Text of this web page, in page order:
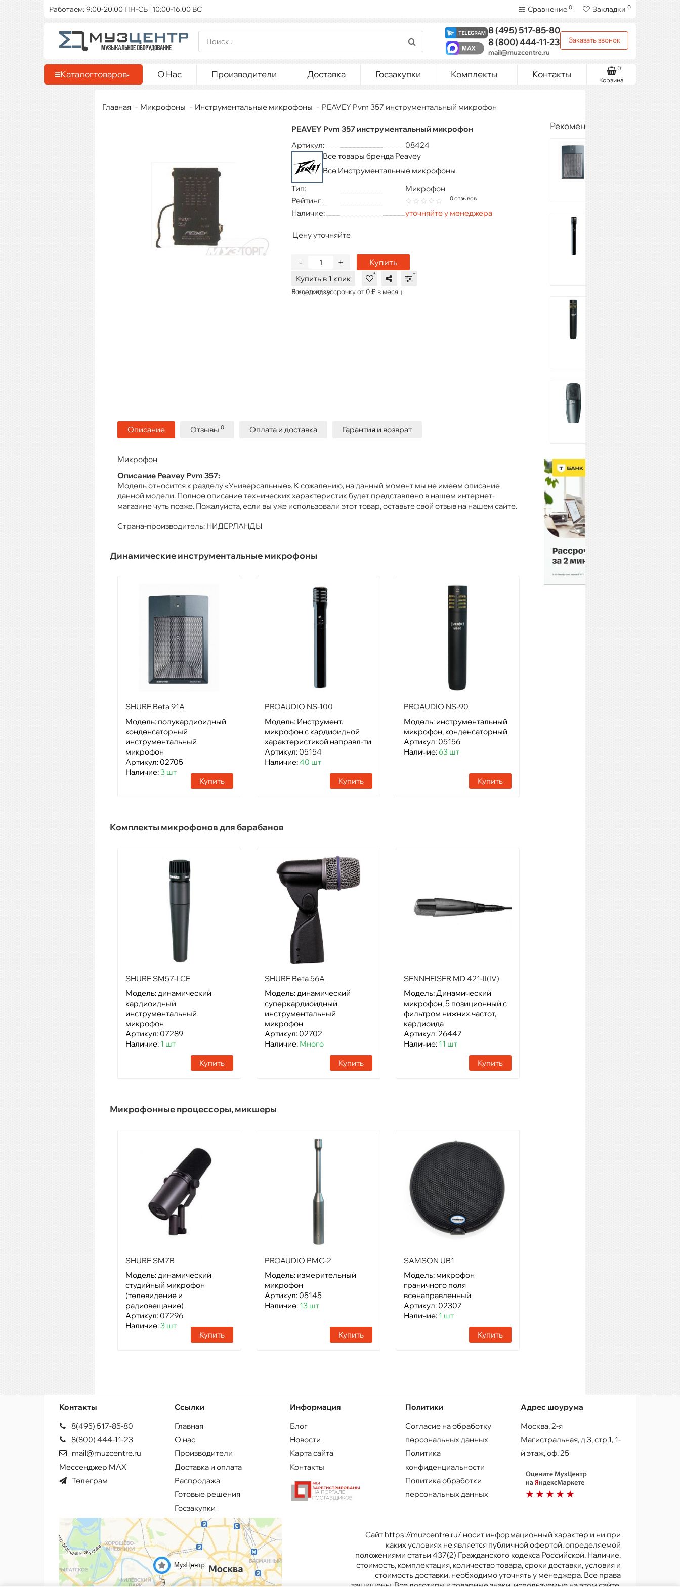
Работаем: 9:00-20:00 ПН-СБ | 10:00-16:00 ВС Сравнение 0 Закладки 0
8 (495)517-85-80
8 (800)444-11-23
mail@muzcentre.ru
Заказать звонок
Каталогтоваров О Нас Производители Доставка Госзакупки Комплекты Контакты
Корзина
0
Главная Микрофоны Инструментальные микрофоны PEAVEY Pvm 357 инструментальный микрофон
PEAVEY Pvm 357 инструментальный микрофон
Артикул:
08424
Все товары бренда Peavey
Все Инструментальные микрофоны
Тип:
Микрофон
Рейтинг:
0 отзывов
Наличие: уточняйте у менеджера
Цену уточняйте
+
- Купить
Купить в 1 клик
В кредит/рассрочку от 0 ₽ в месяц
Хочу скидку!
Описание Отзывы 0 Оплата и доставка Гарантия и возврат
Микрофон
Описание Peavey Pvm 357:
Модель относится к разделу «Универсальные». К сожалению, на данный момент мы не имеем описание
данной модели. Полное описание технических характеристик будет представлено в нашем интернет-
магазине чуть позже. Пожалуйста, если вы уже использовали этот товар, оставьте свой отзыв на нашем сайте.
Страна-производитель: НИДЕРЛАНДЫ
Динамические инструментальные микрофоны
SHURE Beta 91A
Модель: полукардиоидный
конденсаторный
инструментальный
микрофон
Артикул: 02705
Наличие:3 шт
Купить
PROAUDIO NS-100
Модель: Инструмент.
микрофон с кардиоидной
характеристикой направл-ти
Артикул: 05154
Наличие:40 шт
Купить
PROAUDIO NS-90
Модель: инструментальный
микрофон, конденсаторный
Артикул: 05156
Наличие:63 шт
Купить
Комплекты микрофонов для барабанов
SHURE SM57-LCE
Модель: динамический
кардиоидный
инструментальный
микрофон
Артикул: 07289
Наличие: 1 шт
Купить
SHURE Beta 56A
Модель: динамический
суперкардиоидный
инструментальный
микрофон
Артикул: 02702
Наличие: Много
Купить
SENNHEISER MD 421-II(IV)
Модель: Динамический
микрофон, 5 позиционный с
фильтром нижних частот,
кардиоида
Артикул: 26447
Наличие: 11 шт
Купить
Микрофонные процессоры, микшеры
SHURE SM7B
Модель: динамический
студийный микрофон
(телевидение и
радиовещание)
Артикул: 07296
Наличие:3 шт
Купить
PROAUDIO PMC-2
Модель: измерительный
микрофон
Артикул: 05145
Наличие: 13 шт
Купить
SAMSON UB1
Модель: микрофон
граничного поля
всенаправленный
Артикул: 02307
Наличие: 1 шт
Купить
Рекомендуемые товары
Контакты
8(495) 517-85-80
8(800) 444-11-23
mail@muzcentre.ru
Мессенджер MAX
Телеграм
Ссылки
Главная
О нас
Производители
Доставка и оплата
Распродажа
Готовые решения
Госзакупки
Информация
Блог
Новости
Карта сайта
Контакты
Политики
Согласие на обработку
персональных данных
Политика
конфиденциальности
Политика обработки
персональных данных
Адрес шоурума
Москва, 2-я
Магистральная, д.3, стр.1, 1-
й этаж, оф. 25
Сайт https://muzcentre.ru/ носит информационный характер и ни при
каких условиях не является публичной офертой, определяемой
положениями статьи 437(2) Гражданского кодекса Российской. Наличие,
стоимость, комплектация, количество товара, сроки доставки, условия и
стоимость доставки, необходимо уточнять у менеджера. Все права